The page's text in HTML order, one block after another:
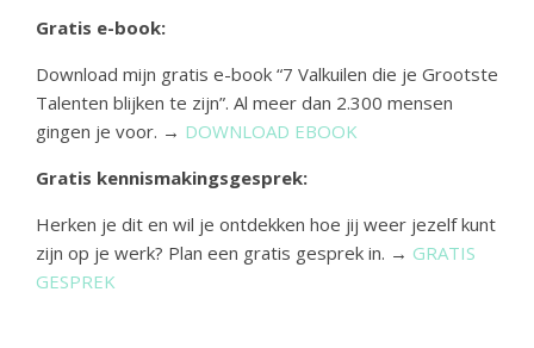
Gratis e-book:
Download mijn gratis e-book “7 Valkuilen die je Grootste
Talenten blijken te zijn”. Al meer dan 2.300 mensen
gingen je voor. → DOWNLOAD EBOOK
Gratis kennismakingsgesprek:
Herken je dit en wil je ontdekken hoe jij weer jezelf kunt
zijn op je werk? Plan een gratis gesprek in. → GRATIS
GESPREK